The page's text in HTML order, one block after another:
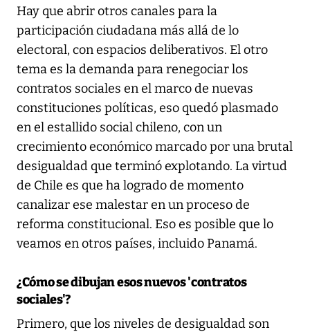
Hay que abrir otros canales para la
participación ciudadana más allá de lo
electoral, con espacios deliberativos. El otro
tema es la demanda para renegociar los
contratos sociales en el marco de nuevas
constituciones políticas, eso quedó plasmado
en el estallido social chileno, con un
crecimiento económico marcado por una brutal
desigualdad que terminó explotando. La virtud
de Chile es que ha logrado de momento
canalizar ese malestar en un proceso de
reforma constitucional. Eso es posible que lo
veamos en otros países, incluido Panamá.
¿Cómo se dibujan esos nuevos 'contratos
sociales'?
Primero, que los niveles de desigualdad son